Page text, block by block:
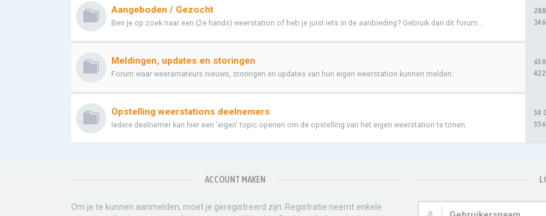
Aangeboden / Gezocht
Ben je op zoek naar een (2e hands) weerstation of heb je juist iets in de aanbieding? Gebruik dan dit forum...
Meldingen, updates en storingen
Forum waar weeramateurs nieuws, storingen en updates van hun eigen weerstation kunnen melden.
Opstelling weerstations deelnemers
Iedere deelnemer kan hier een 'eigen' topic openen om de opstelling van het eigen weerstation te tonen.
34
ACCOUNT MAKEN
Om je te kunnen aanmelden, moet je geregistreerd zijn. Registratie neemt enkele
Gebruikersnaam: